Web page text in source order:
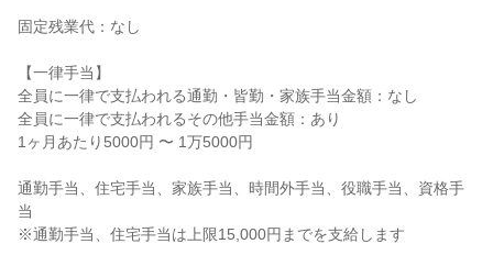
固定残業代：なし
【一律手当】
全員に一律で支払われる通勤・皆勤・家族手当金額：なし
全員に一律で支払われるその他手当金額：あり
1ヶ月あたり5000円 〜 1万5000円
通勤手当、住宅手当、家族手当、時間外手当、役職手当、資格手
当
※通勤手当、住宅手当は上限15,000円までを支給します